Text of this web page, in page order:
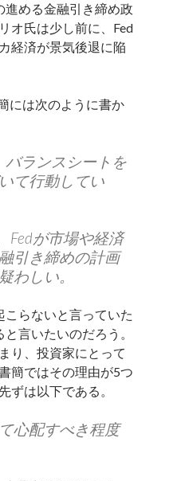
進める金融引き締め政
オ氏は少し前に、Fed
経済が景気後退に陥
には次のように書か
バランスシートを
て行動してい
Fedが市場や経済
引き締めの計画
わしい。
こらないと言っていた
言いたいのだろう。
り、投資家にとって
簡ではその理由が5つ
ずは以下である。
心配すべき程度